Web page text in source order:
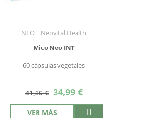
NEO | Neovital Health
Mico Neo INT
60 cápsulas vegetales
41,35 € Precio
especial
34,99 €
VER MÁS